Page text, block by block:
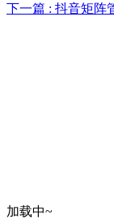
下一篇 : 抖音矩阵
加载中~